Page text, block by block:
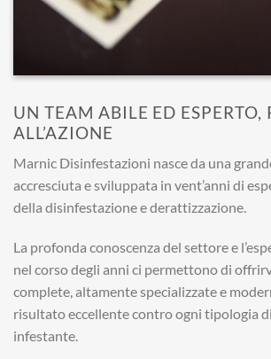
UN TEAM ABILE ED ESPERTO,
ALL’AZIONE
Marnic Disinfestazioni nasce da una
accresciuta e sviluppata in vent’anni di
della disinfestazione e derattizzazione.
La profonda conoscenza del settore e
nel corso degli anni ci permettono di
complete, altamente specializzate e
risultato eccellente contro ogni tipologia
infestante.